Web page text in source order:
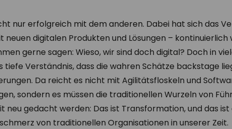
nur erfolgreich mit dem anderen. Dabei hat sich das
neuen digitalen Produkten und Lösungen –
gerne sagen: Wieso, wir sind doch digital? Doch in
Verständnis, dass die wahren Schätze backstage
Da reicht es nicht mit Agilitätsfloskeln und
sondern es müssen die traditionellen Wurzeln von
neu gedacht werden: Das ist Transformation, und das
von traditionellen Organisationen in unserer Zeit.